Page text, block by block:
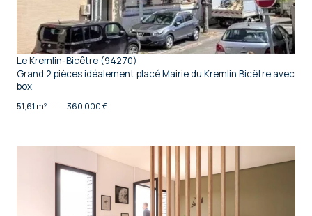
Le Kremlin-Bicêtre (94270)
Grand 2 pièces idéalement placé Mairie du Kremlin Bicêtre avec
box
51,61 m² - 360 000 €